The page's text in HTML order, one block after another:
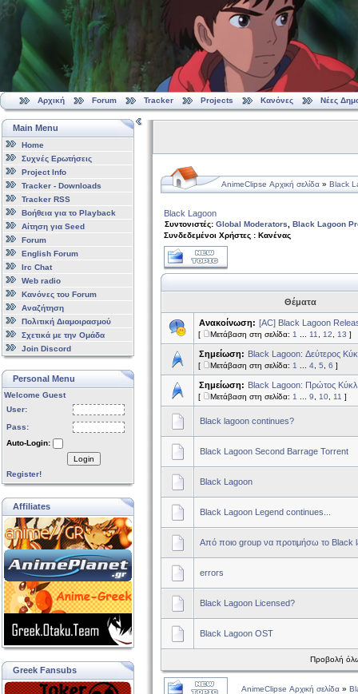
Αρχική Forum Tracker Projects Κανόνες Νέες
Main Menu
Home
Συχνές Ερωτήσεις
Project Info
Tracker - Downloads
Tracker RSS
Βοήθεια για το Playback
Αίτηση για Seed
Forum
English Forum
Irc Chat
Web radio
Κανόνες του Forum
Αναζήτηση
Πολιτική Διαμοιρασμού
Σχετικά με την Ομάδα
Join Discord
Personal Menu
Welcome Guest
User:
Pass:
Auto-Login:
Login
Register!
Affiliates
Greek Fansubs
AnimeClipse Αρχική σελίδα » Black
Black Lagoon
Συντονιστές: Global Moderators
Black Lagoon
Συνδεδεμένοι Χρήστες : Κανένας
Θέματα
Ανακοίνωση: [AC] Black Lagoon
[ Μετάβαση στη σελίδα: 1 11 12 13 ]
Σημείωση: Black Lagoon: Δεύτερος
[ Μετάβαση στη σελίδα: 1 4 5 6 ]
Σημείωση: Black Lagoon: Πρώτος
[ Μετάβαση στη σελίδα: 1 9 10 11 ]
Black lagoon continues?
Black Lagoon Second Barrage Torrent
Black Lagoon
Black Lagoon Legend continues...
Από ποιο group να προτιμήσω το Black
errors
Black Lagoon Licensed?
Black Lagoon OST
Προβολή
AnimeClipse Αρχική σελίδα »